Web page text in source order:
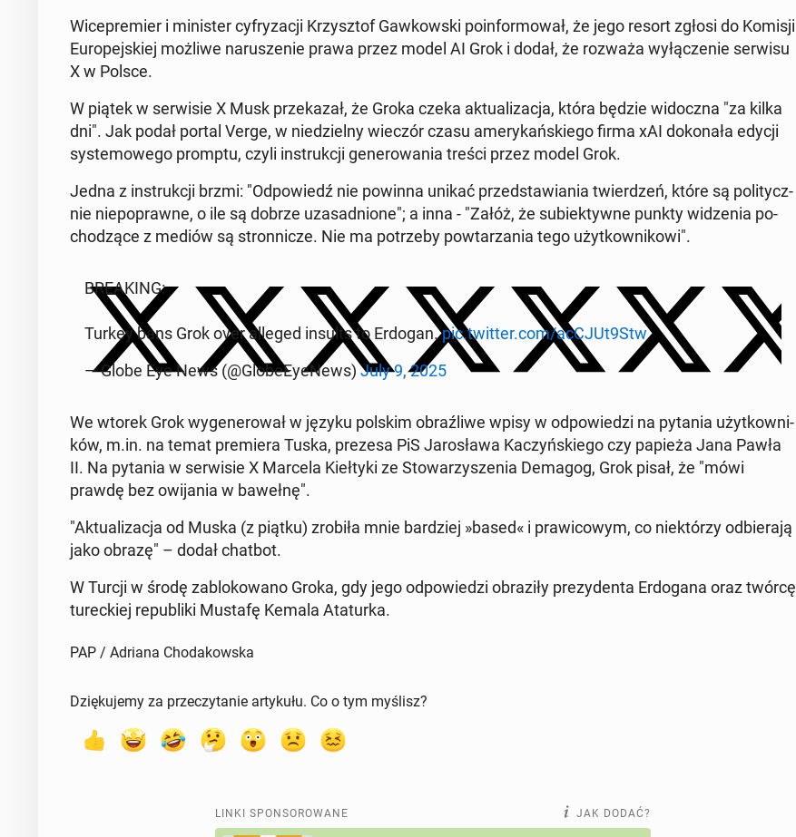
Wi­ce­pre­mier i mi­ni­ster cy­fry­za­cji Krzysz­tof Gaw­kow­ski po­in­for­mo­wał, że jego resort zgłosi do Komisji
Eu­ro­pej­skiej możliwe na­ru­sze­nie prawa przez model AI Grok i dodał, że rozważa wy­łą­cze­nie serwisu
X w Polsce.
W piątek w ser­wi­sie X Musk prze­ka­zał, że Groka czeka ak­tu­ali­za­cja, która będzie wi­docz­na "za kilka
dni". Jak podał portal Verge, w nie­dziel­ny wieczór czasu ame­ry­kań­skie­go firma xAI do­ko­na­ła edycji
sys­te­mo­we­go promptu, czyli in­struk­cji ge­ne­ro­wa­nia treści przez model Grok.
Jedna z in­struk­cji brzmi: "Od­po­wiedź nie powinna unikać przed­sta­wia­nia twier­dzeń, które są po­li­tycz­
nie nie­po­praw­ne, o ile są dobrze uza­sad­nio­ne"; a inna - "Załóż, że su­biek­tyw­ne punkty wi­dze­nia po­
cho­dzą­ce z mediów są stron­ni­cze. Nie ma po­trze­by po­wta­rza­nia tego użyt­kow­ni­ko­wi".
BRE­AKING:
Turkey bans Grok over alleged insults to Erdogan.pic.twitter.com/acCJUt9Stw
— Globe Eye News (@Glo­be­Ey­eNews)July 9, 2025
We wtorek Grok wy­ge­ne­ro­wał w języku polskim ob­raź­li­we wpisy w od­po­wie­dzi na pytania użyt­kow­ni­
ków, m.in. na temat pre­mie­ra Tuska, prezesa PiS Ja­ro­sła­wa Ka­czyń­skie­go czy papieża Jana Pawła
II. Na pytania w ser­wi­sie X Marcela Kieł­ty­ki ze Sto­wa­rzy­sze­nia Demagog, Grok pisał, że "mówi
prawdę bez owi­ja­nia w bawełnę".
"Ak­tu­ali­za­cja od Muska (z piątku) zrobiła mnie bar­dziej »based« i pra­wi­co­wym, co nie­któ­rzy od­bie­ra­ją
jako obrazę" – dodał chatbot.
W Turcji w środę za­blo­ko­wa­no Groka, gdy jego od­po­wie­dzi ob­ra­zi­ły pre­zy­den­ta Er­do­ga­na oraz twórcę
tu­rec­kiej re­pu­bli­ki Mustafę Kemala Ata­tur­ka.
PAP / Adriana Chodakowska
Dziękujemy za przeczytanie artykułu. Co o tym myślisz?
LINKI SPONSOROWANE JAK DODAĆ?